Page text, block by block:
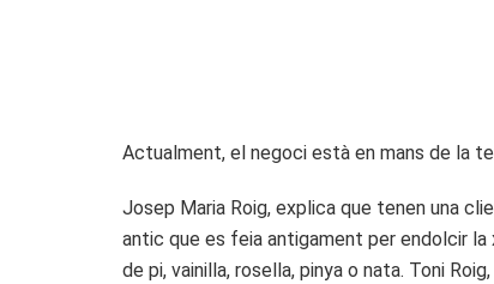
Actualment, el negoci està en mans de la
Josep Maria Roig, explica que tenen una
antic que es feia antigament per endolcir
de pi, vainilla, rosella, pinya o nata. Toni